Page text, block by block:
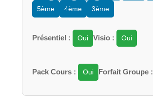
5ème 4ème 3ème
Présentiel : Oui Visio : Oui
Pack Cours : Oui Forfait Groupe :